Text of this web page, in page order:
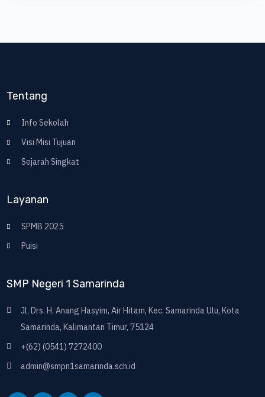
Tentang
Info Sekolah
Visi Misi Tujuan
Sejarah Singkat
Layanan
SPMB 2025
Puisi
SMP Negeri 1 Samarinda
Jl. Drs. H. Anang Hasyim, Air Hitam, Kec. Samarinda Ulu, Kota
Samarinda, Kalimantan Timur, 75124
+(62) (0541) 7272400
admin@smpn1samarinda.sch.id